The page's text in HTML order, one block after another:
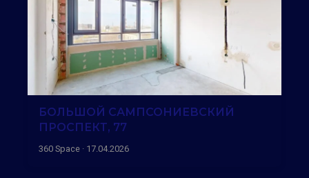
БОЛЬШОЙ САМПСОНИЕВСКИЙ
ПРОСПЕКТ, 77
360 Space · 17.04.2026